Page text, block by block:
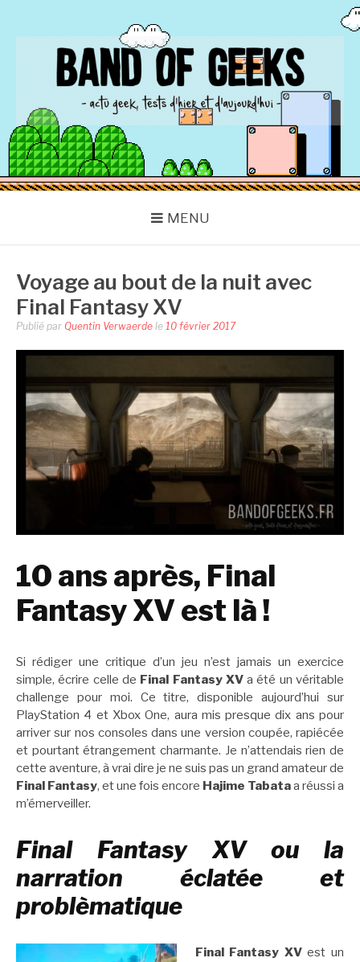
BAND OF GEEKS
Actu Geek d'hier et d'aujourd'hui
MENU
Voyage au bout de la nuit avec
Final Fantasy XV
Publié par Quentin Verwaerde le 10 février 2017
10 ans après, Final
Fantasy XV est là !
Si rédiger une critique d’un jeu n’est jamais un exercice
simple, écrire celle de Final Fantasy XVa été un véritable
challenge pour moi. Ce titre, disponible aujourd’hui sur
PlayStation 4 et Xbox One, aura mis presque dix ans pour
arriver sur nos consoles dans une version coupée, rapiécée
et pourtant étrangement charmante. Je n’attendais rien de
cette aventure, à vrai dire je ne suis pas un grand amateur de
Final Fantasy, et une fois encore Hajime Tabataa réussi a
m’émerveiller.
Final Fantasy XV ou la
narration éclatée et
problèmatique
Final Fantasy XVest un